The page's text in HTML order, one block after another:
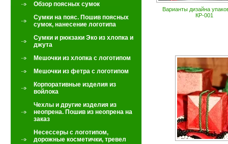
Обзор поясных сумок
Сумки на пояс. Пошив поясных
сумок, нанесение логотипа
Сумки и рюкзаки Эко из хлопка и
джута
Мешочки из хлопка с логотипом
Мешочки из фетра с логотипом
Корпоративные изделия из
войлока
Чехлы и другие изделия из
неопрена. Пошив из неопрена на
заказ
Несессеры с логотипом,
дорожные косметички, тревел
Варианты дизайна
КР-001